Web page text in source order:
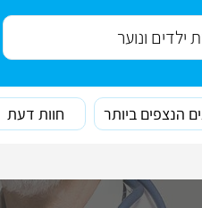
הנצפים ביותר חוות דעת